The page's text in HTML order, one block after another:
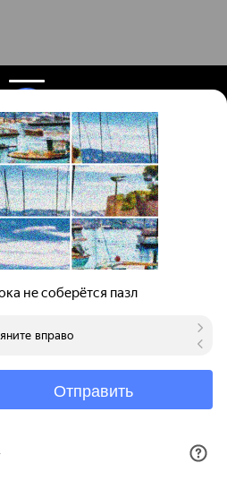
О проекте
Помощь
Карта сайта
поиска запчастей,
Все права защищены